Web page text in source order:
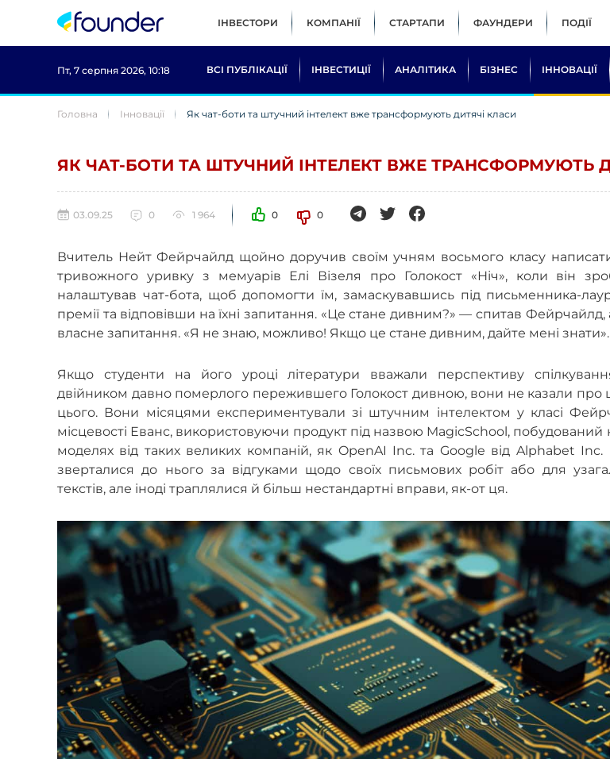
ІНВЕСТОРИ КОМПАНІЇ СТАРТАПИ ФАУНДЕРИ ПОДІЇ
Пт, 7 серпня 2026, 10:18 ВСІ ПУБЛІКАЦІЇ ІНВЕСТИЦІЇ АНАЛІТИКА БІЗНЕС ІННОВАЦІЇ
Головна Інновації Як чат-боти та штучний інтелект вже трансформують дитячі класи
ЯК ЧАТ-БОТИ ТА ШТУЧНИЙ ІНТЕЛЕКТ ВЖЕ ТРАНСФОРМУЮТЬ
03.09.25 0 1 964 0 0
Вчитель Нейт Фейрчайлд щойно доручив своїм учням восьмого класу
тривожного уривку з мемуарів Елі Візеля про Голокост «Ніч», коли він
налаштував чат-бота, щоб допомогти їм, замаскувавшись під письменника-
премії та відповівши на їхні запитання. «Це стане дивним?» — спитав Фейрчайлд,
власне запитання. «Я не знаю, можливо! Якщо це стане дивним, дайте мені знати».
Якщо студенти на його уроці літератури вважали перспективу
двійником давно померлого пережившего Голокост дивною, вони не казали про
цього. Вони місяцями експериментували зі штучним інтелектом у класі
місцевості Еванс, використовуючи продукт під назвою MagicSchool,
моделях від таких великих компаній, як OpenAI Inc. та Google від Alphabet
зверталися до нього за відгуками щодо своїх письмових робіт або для
текстів, але іноді траплялися й більш нестандартні вправи, як-от ця.